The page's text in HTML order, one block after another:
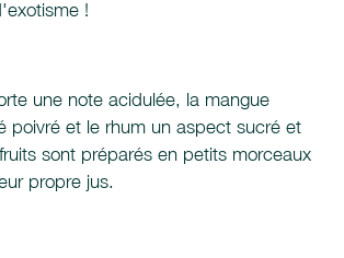
!
une note acidulée, la mangue
poivré et le rhum un aspect sucré et
sont préparés en petits morceaux
propre jus.